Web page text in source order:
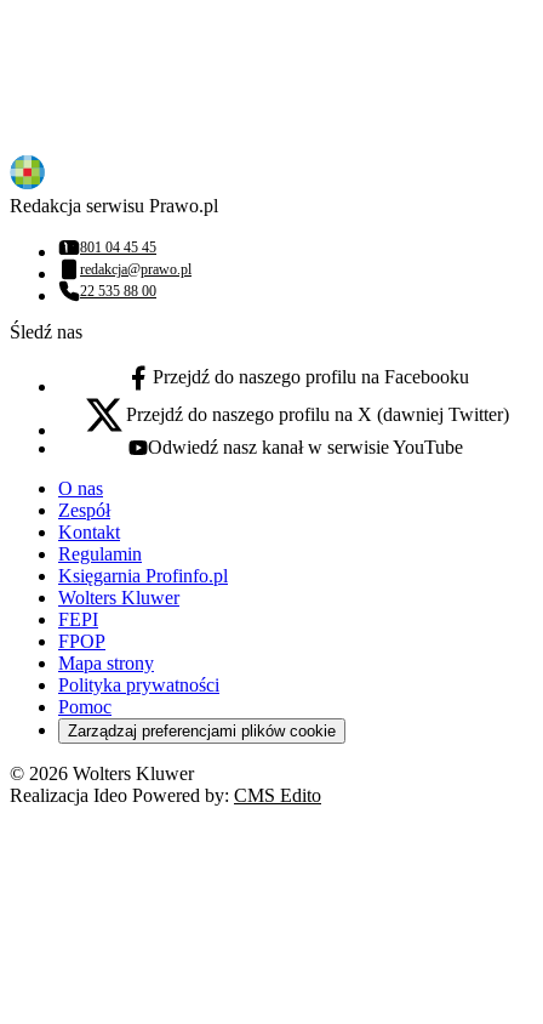
Redakcja serwisu Prawo.pl
Numer telefonu:
801 04 45 45
Adres email:
redakcja@prawo.pl
Numer telefonu:
22 535 88 00
Śledź nas
facebook - otwiera się w nowej karcie
Przejdź do naszego profilu na Facebooku
x - otwiera się w nowej karcie
Przejdź do naszego profilu na X (dawniej Twitter)
youtube - otwiera się w nowej karcie
Odwiedź nasz kanał w serwisie YouTube
O nas
Zespół
Kontakt
Regulamin
Księgarnia Profinfo.pl
Wolters Kluwer
FEPI
FPOP
Mapa strony
Polityka prywatności
Pomoc
Zarządzaj preferencjami plików cookie
© 2026 Wolters Kluwer
Realizacja Ideo Powered by: CMS Edito